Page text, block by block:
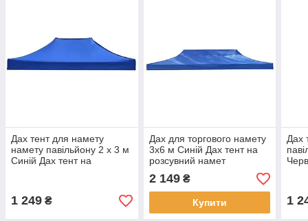
Дах тент для намету
намету павільйону 2 х 3 м
Синій Дах тент на
1 249 ₴
Дах для торгового намету
3х6 м Синій Дах тент на
розсувний намет
2 149₴
Купити
Дах
1